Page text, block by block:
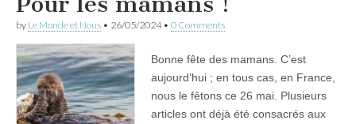
by Le Monde et Nous • 26/05/2024• 0 Comments
Bonne fête des mamans. C’est
aujourd’hui ; en tous cas, en France,
nous le fêtons ce 26 mai. Plusieurs
articles ont déjà été consacrés aux